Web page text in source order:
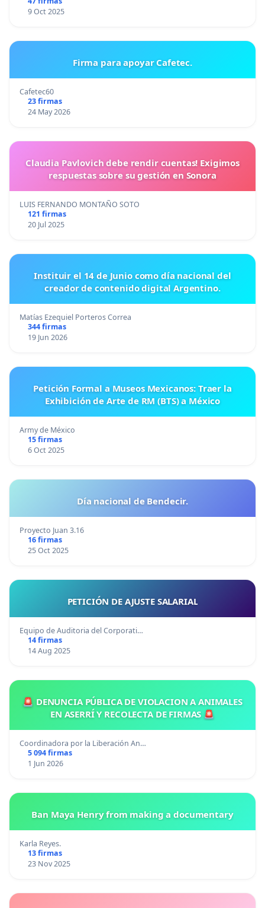
9 Oct 2025
Firma para apoyar Cafetec.
Cafetec60
23 firmas
24 May 2026
Claudia Pavlovich debe rendir cuentas! Exigimos
respuestas sobre su gestión en Sonora
LUIS FERNANDO MONTAÑO SOTO
121 firmas
20 Jul 2025
Instituir el 14 de Junio como día nacional del
creador de contenido digital Argentino.
Matías Ezequiel Porteros Correa
344 firmas
19 Jun 2026
Petición Formal a Museos Mexicanos: Traer la
Exhibición de Arte de RM (BTS) a México
Army de México
15 firmas
6 Oct 2025
Día nacional de Bendecir.
Proyecto Juan 3.16
16 firmas
25 Oct 2025
PETICIÓN DE AJUSTE SALARIAL
Equipo de Auditoria del Corporati…
14 firmas
14 Aug 2025
🚨 DENUNCIA PÚBLICA DE VIOLACION A ANIMALES
EN ASERRÍ Y RECOLECTA DE FIRMAS 🚨
Coordinadora por la Liberación An…
5 094 firmas
1 Jun 2026
Ban Maya Henry from making a documentary
Karla Reyes.
13 firmas
23 Nov 2025